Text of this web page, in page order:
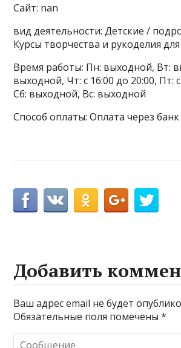
Сайт: nan
вид деятельности: Детские /
Курсы творчества и рукоделия
Время работы: Пн: выходной, Вт:
выходной, Чт: с 16:00 до 20:00, Пт:
Сб: выходной, Вс: выходной
Способ оплаты: Оплата через банк
Добавить
Ваш адрес email не будет
Обязательные поля помечены*